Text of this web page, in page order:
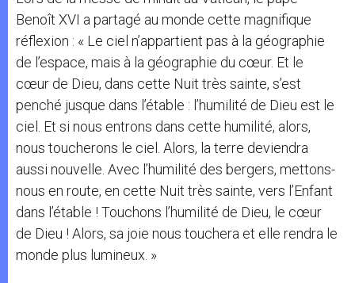
Benoît XVI a partagé au monde cette magnifique
réflexion : « Le ciel n’appartient pas à la géographie
de l’espace, mais à la géographie du cœur. Et le
cœur de Dieu, dans cette Nuit très sainte, s’est
penché jusque dans l’étable : l’humilité de Dieu est le
ciel. Et si nous entrons dans cette humilité, alors,
nous toucherons le ciel. Alors, la terre deviendra
aussi nouvelle. Avec l’humilité des bergers, mettons-
nous en route, en cette Nuit très sainte, vers l’Enfant
dans l’étable ! Touchons l’humilité de Dieu, le cœur
de Dieu ! Alors, sa joie nous touchera et elle rendra le
monde plus lumineux. »